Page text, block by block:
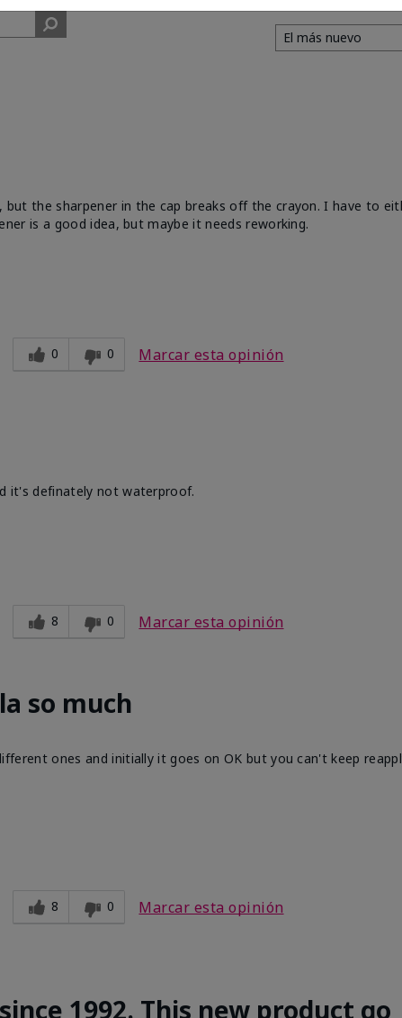
the sharpener in the cap breaks off the crayon. I have to
is a good idea, but maybe it needs reworking.
0 0 Marcar esta opinión
it's definately not waterproof.
8 0 Marcar esta opinión
so much
ones and initially it goes on OK but you can't keep
8 0 Marcar esta opinión
1992. This new product go